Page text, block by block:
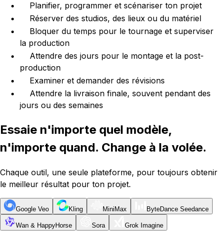
Planifier, programmer et scénariser ton projet
Réserver des studios, des lieux ou du matériel
Bloquer du temps pour le tournage et superviser
la production
Attendre des jours pour le montage et la post-
production
Examiner et demander des révisions
Attendre la livraison finale, souvent pendant des
jours ou des semaines
Essaie n'importe quel modèle,
n'importe quand. Change à la volée.
Chaque outil, une seule plateforme, pour toujours obtenir
le meilleur résultat pour ton projet.
Google Veo Kling MiniMax ByteDance Seedance
Wan & HappyHorse Sora Grok Imagine